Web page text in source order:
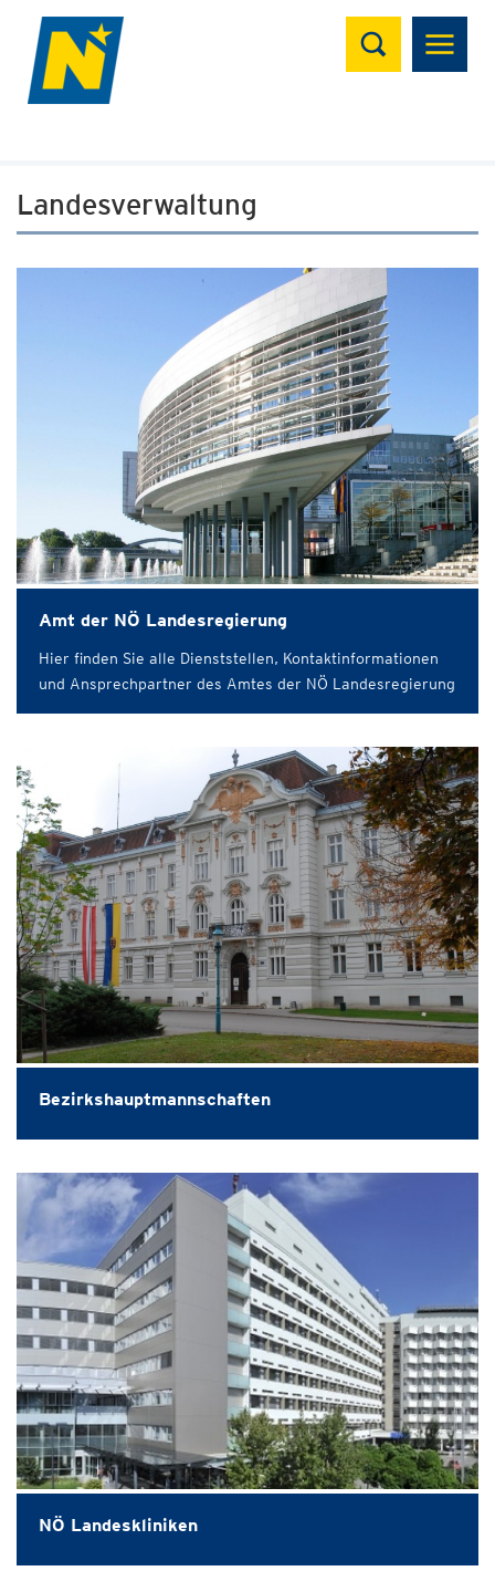
Suchen
Landesverwaltung
Amt der NÖ Landesregierung
Hier finden Sie alle Dienststellen, Kontaktinformationen
und Ansprechpartner des Amtes der NÖ Landesregierung
Bezirkshauptmannschaften
NÖ Landeskliniken